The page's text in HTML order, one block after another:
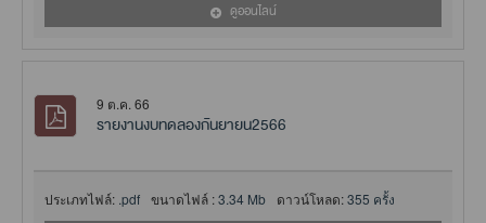
ดูออนไลน์
9 ต.ค. 66
รายงานงบทดลองกันยายน2566
ประเภทไฟล์: .pdf ขนาดไฟล์ :3.34 Mb ดาวน์โหลด:355 ครั้ง